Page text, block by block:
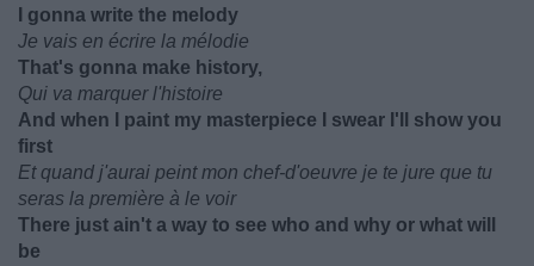
I gonna write the melody
Je vais en écrire la mélodie
That's gonna make history,
Qui va marquer l'histoire
And when I paint my masterpiece I swear I'll show you
first
Et quand j'aurai peint mon chef-d'oeuvre je te jure que tu
seras la première à le voir
There just ain't a way to see who and why or what will
be